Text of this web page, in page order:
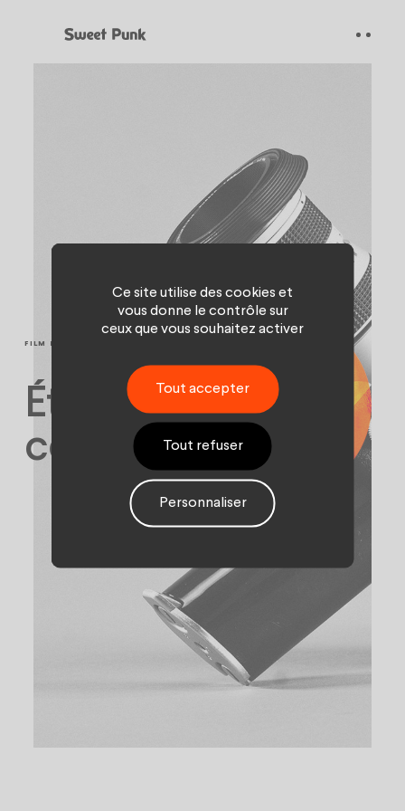
FILM ET VIDÉO
Étendre la
connaissance
Ce site utilise des cookies et
vous donne le contrôle sur
ceux que vous souhaitez activer
Tout accepter
Tout refuser
Personnaliser